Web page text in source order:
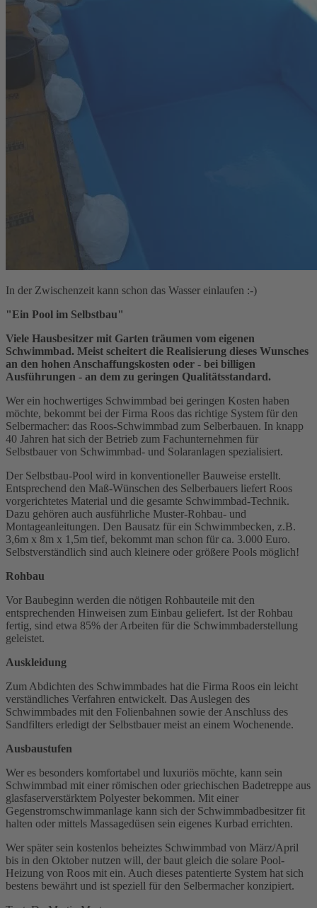
In der Zwischenzeit kann schon das Wasser einlaufen :-)
"Ein Pool im Selbstbau"
Viele Hausbesitzer mit Garten träumen vom eigenen
Schwimmbad. Meist scheitert die Realisierung dieses Wunsches
an den hohen Anschaffungskosten oder - bei billigen
Ausführungen - an dem zu geringen Qualitätsstandard.
Wer ein hochwertiges Schwimmbad bei geringen Kosten haben
möchte, bekommt bei der Firma Roos das richtige System für den
Selbermacher: das Roos-Schwimmbad zum Selberbauen. In knapp
40 Jahren hat sich der Betrieb zum Fachunternehmen für
Selbstbauer von Schwimmbad- und Solaranlagen spezialisiert.
Der Selbstbau-Pool wird in konventioneller Bauweise erstellt.
Entsprechend den Maß-Wünschen des Selberbauers liefert Roos
vorgerichtetes Material und die gesamte Schwimmbad-Technik.
Dazu gehören auch ausführliche Muster-Rohbau- und
Montageanleitungen. Den Bausatz für ein Schwimmbecken, z.B.
3,6m x 8m x 1,5m tief, bekommt man schon für ca. 3.000 Euro.
Selbstverständlich sind auch kleinere oder größere Pools möglich!
Rohbau
Vor Baubeginn werden die nötigen Rohbauteile mit den
entsprechenden Hinweisen zum Einbau geliefert. Ist der Rohbau
fertig, sind etwa 85% der Arbeiten für die Schwimmbaderstellung
geleistet.
Auskleidung
Zum Abdichten des Schwimmbades hat die Firma Roos ein leicht
verständliches Verfahren entwickelt. Das Auslegen des
Schwimmbades mit den Folienbahnen sowie der Anschluss des
Sandfilters erledigt der Selbstbauer meist an einem Wochenende.
Ausbaustufen
Wer es besonders komfortabel und luxuriös möchte, kann sein
Schwimmbad mit einer römischen oder griechischen Badetreppe aus
glasfaserverstärktem Polyester bekommen. Mit einer
Gegenstromschwimmanlage kann sich der Schwimmbadbesitzer fit
halten oder mittels Massagedüsen sein eigenes Kurbad errichten.
Wer später sein kostenlos beheiztes Schwimmbad von März/April
bis in den Oktober nutzen will, der baut gleich die solare Pool-
Heizung von Roos mit ein. Auch dieses patentierte System hat sich
bestens bewährt und ist speziell für den Selbermacher konzipiert.